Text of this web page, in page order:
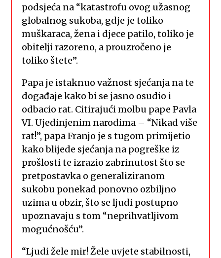
podsjeća na “katastrofu ovog užasnog
globalnog sukoba, gdje je toliko
muškaraca, žena i djece patilo, toliko je
obitelji razoreno, a prouzročeno je
toliko štete”.
Papa je istaknuo važnost sjećanja na te
događaje kako bi se jasno osudio i
odbacio rat. Citirajući molbu pape Pavla
VI. Ujedinjenim narodima – “Nikad više
rat!”, papa Franjo je s tugom primijetio
kako blijede sjećanja na pogreške iz
prošlosti te izrazio zabrinutost što se
pretpostavka o generaliziranom
sukobu ponekad ponovno ozbiljno
uzima u obzir, što se ljudi postupno
upoznavaju s tom “neprihvatljivom
mogućnošću”.
“Ljudi žele mir! Žele uvjete stabilnosti,